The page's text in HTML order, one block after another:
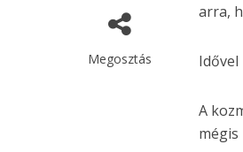
Megosztás
arra,
A